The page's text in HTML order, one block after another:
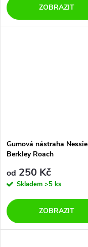
ZOBRAZIT
Gumová nástraha Nessie
Berkley Roach
od 250 Kč
Skladem >5 ks
ZOBRAZIT